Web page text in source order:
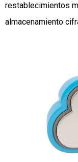
restablecimientos
almacenamiento